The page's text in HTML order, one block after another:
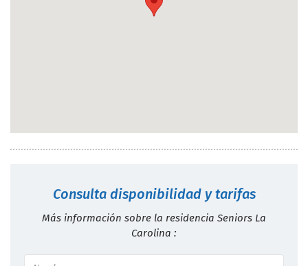
Consulta disponibilidad y tarifas
Más información sobre la residencia Seniors La
Carolina :